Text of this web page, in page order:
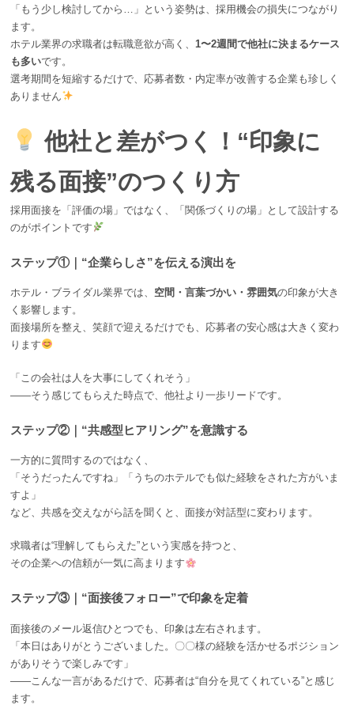
「もう少し検討してから…」という姿勢は、採用機会の損失につながり
ます。
ホテル業界の求職者は転職意欲が高く、 1〜2週間で他社に決まるケース
も多いです。
選考期間を短縮するだけで、応募者数・内定率が改善する企業も珍しく
ありません
他社と差がつく！“印象に
残る面接”のつくり方
採用面接を「評価の場」ではなく、「関係づくりの場」として設計する
のがポイントです
ステップ①｜“企業らしさ”を伝える演出を
ホテル・ブライダル業界では、 空間・言葉づかい・雰囲気の印象が大き
く影響します。
面接場所を整え、笑顔で迎えるだけでも、応募者の安心感は大きく変わ
ります
「この会社は人を大事にしてくれそう」
――そう感じてもらえた時点で、他社より一歩リードです。
ステップ②｜“共感型ヒアリング”を意識する
一方的に質問するのではなく、
「そうだったんですね」「うちのホテルでも似た経験をされた方がいま
すよ」
など、共感を交えながら話を聞くと、面接が対話型に変わります。
求職者は“理解してもらえた”という実感を持つと、
その企業への信頼が一気に高まります
ステップ③｜“面接後フォロー”で印象を定着
面接後のメール返信ひとつでも、印象は左右されます。
「本日はありがとうございました。〇〇様の経験を活かせるポジション
がありそうで楽しみです」
――こんな一言があるだけで、応募者は“自分を見てくれている”と感じ
ます。